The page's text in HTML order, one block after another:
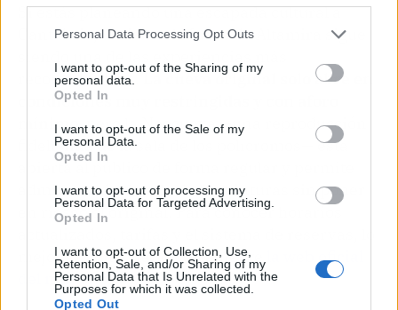
Personal Data Processing Opt Outs
I want to opt-out of the Sharing of my
personal data.
Opted In
I want to opt-out of the Sale of my
Personal Data.
Opted In
I want to opt-out of processing my
Personal Data for Targeted Advertising.
Opted In
I want to opt-out of Collection, Use,
Retention, Sale, and/or Sharing of my
Personal Data that Is Unrelated with the
Purposes for which it was collected.
Opted Out
Si estás planeando una escapada cultural a
Cantabria, la visita al Museo de Altamira sigue
recomendables.La cueva original solo abre en
condiciones muy restringidas y con aforo
mínimo, pero la Neocueva —una reproducción
fidelísima de la sala de los polícromos— está
abierta al público de forma regular y permite
admirar cada detalle de las pinturas sin poner
en riesgo el original. Para conocer horarios
mejor es consultar directamente
la web oficial
del museo.